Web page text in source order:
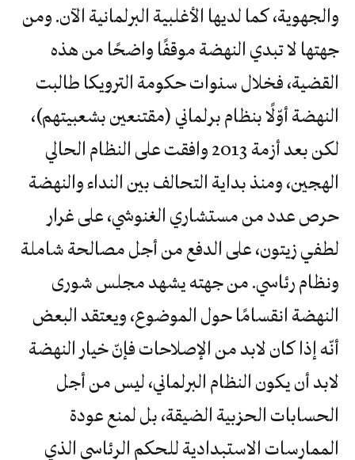
والجهوية، كما لديها الأغلبية البرلمانية الآن. ومن
جهتها لا تبدي النهضة موقفًا واضحًا من هذه
القضية، فخلال سنوات حكومة الترويكا طالبت
النهضة أوّلًا بنظام برلماني (مقتنعين بشعبيتهم)،
لكن بعد أزمة 2013 وافقت على النظام الحالي
الهجين، ومنذ بداية التحالف بين النداء والنهضة
حرص عدد من مستشاري الغنوشي، على غرار
لطفي زيتون، على الدفع من أجل مصالحة شاملة
ونظام رئاسي. من جهته يشهد مجلس شورى
النهضة انقسامًا حول الموضوع، ويعتقد البعض
أنّه إذا كان لابد من الإصلاحات فإنّ خيار النهضة
لابد أن يكون النظام البرلماني، ليس من أجل
الحسابات الحزبية الضيقة، بل لمنع عودة
الممارسات الاستبدادية للحكم الرئاسي الذي